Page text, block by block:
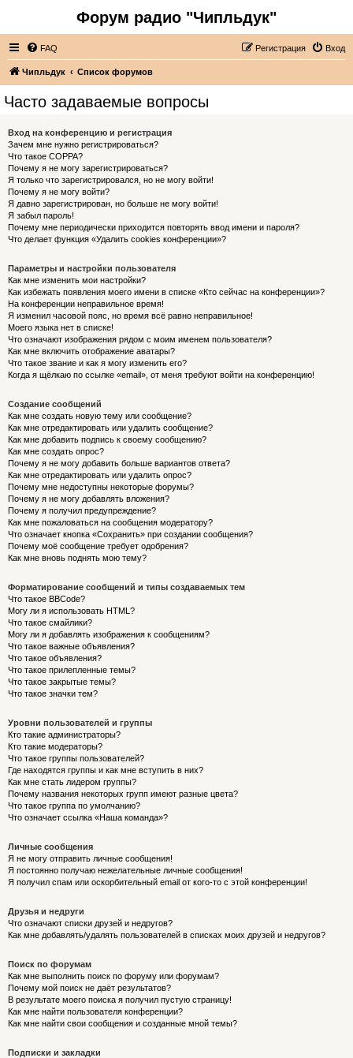
Форум радио "Чипльдук"
FAQ Вход
Регистрация
Чипльдук Список форумов
Часто задаваемые вопросы
Вход на конференцию и регистрация
Зачем мне нужно регистрироваться?
Что такое COPPA?
Почему я не могу зарегистрироваться?
Я только что зарегистрировался, но не могу войти!
Почему я не могу войти?
Я давно зарегистрирован, но больше не могу войти!
Я забыл пароль!
Почему мне периодически приходится повторять ввод имени и пароля?
Что делает функция «Удалить cookies конференции»?
Параметры и настройки пользователя
Как мне изменить мои настройки?
Как избежать появления моего имени в списке «Кто сейчас на конференции»?
На конференции неправильное время!
Я изменил часовой пояс, но время всё равно неправильное!
Моего языка нет в списке!
Что означают изображения рядом с моим именем пользователя?
Как мне включить отображение аватары?
Что такое звание и как я могу изменить его?
Когда я щёлкаю по ссылке «email», от меня требуют войти на конференцию!
Создание сообщений
Как мне создать новую тему или сообщение?
Как мне отредактировать или удалить сообщение?
Как мне добавить подпись к своему сообщению?
Как мне создать опрос?
Почему я не могу добавить больше вариантов ответа?
Как мне отредактировать или удалить опрос?
Почему мне недоступны некоторые форумы?
Почему я не могу добавлять вложения?
Почему я получил предупреждение?
Как мне пожаловаться на сообщения модератору?
Что означает кнопка «Сохранить» при создании сообщения?
Почему моё сообщение требует одобрения?
Как мне вновь поднять мою тему?
Форматирование сообщений и типы создаваемых тем
Что такое BBCode?
Могу ли я использовать HTML?
Что такое смайлики?
Могу ли я добавлять изображения к сообщениям?
Что такое важные объявления?
Что такое объявления?
Что такое прилепленные темы?
Что такое закрытые темы?
Что такое значки тем?
Уровни пользователей и группы
Кто такие администраторы?
Кто такие модераторы?
Что такое группы пользователей?
Где находятся группы и как мне вступить в них?
Как мне стать лидером группы?
Почему названия некоторых групп имеют разные цвета?
Что такое группа по умолчанию?
Что означает ссылка «Наша команда»?
Личные сообщения
Я не могу отправить личные сообщения!
Я постоянно получаю нежелательные личные сообщения!
Я получил спам или оскорбительный email от кого-то с этой конференции!
Друзья и недруги
Что означают списки друзей и недругов?
Как мне добавлять/удалять пользователей в списках моих друзей и недругов?
Поиск по форумам
Как мне выполнить поиск по форуму или форумам?
Почему мой поиск не даёт результатов?
В результате моего поиска я получил пустую страницу!
Как мне найти пользователя конференции?
Как мне найти свои сообщения и созданные мной темы?
Подписки и закладки